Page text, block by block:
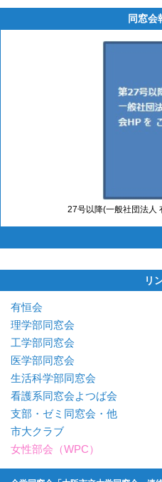
同窓会
27号以降(一般社団法人
リ
有恒会
理学部同窓会
工学部同窓会
医学部同窓会
生活科学部同窓会
看護系同窓会よつば会
支部・ゼミ同窓会・他
市大クラブ
女性部会（WPC）